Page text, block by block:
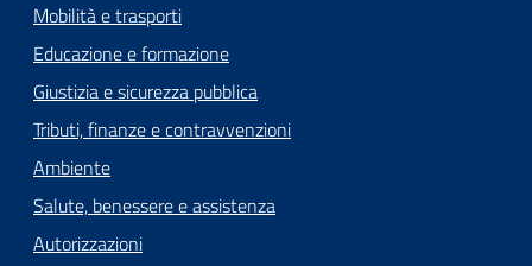
Mobilità e trasporti
Educazione e formazione
Giustizia e sicurezza pubblica
Tributi, finanze e contravvenzioni
Ambiente
Salute, benessere e assistenza
Autorizzazioni